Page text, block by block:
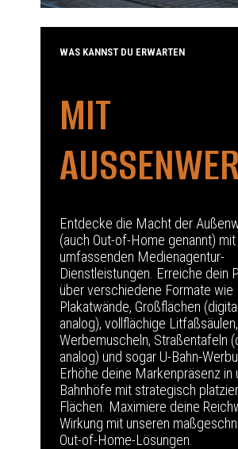
WAS KANNST DU ERWARTEN
MIT
Entdecke die Macht der
(auch Out-of-Home genannt)
umfassenden Medienagentur-
Dienstleistungen. Erreiche dein
über verschiedene Formate wie
Plakatwände, Großflächen
analog), vollflächige Litfaßsäulen,
Werbemuscheln, Straßentafeln
analog) und sogar U-Bahn-
Erhöhe deine Markenpräsenz in
Bahnhöfe mit strategisch
Flächen. Maximiere deine
Wirkung mit unseren
Out-of-Home-Lösungen.